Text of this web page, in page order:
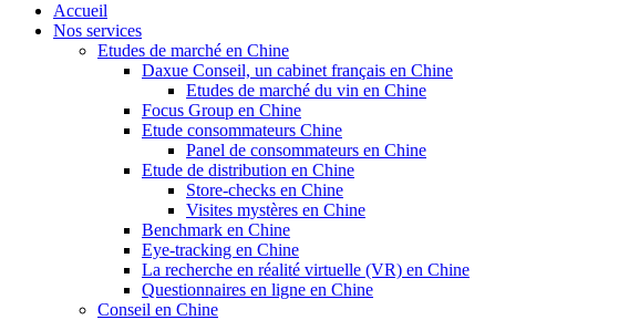
Accueil
Nos services
Etudes de marché en Chine
Daxue Conseil, un cabinet français en Chine
Etudes de marché du vin en Chine
Focus Group en Chine
Etude consommateurs Chine
Panel de consommateurs en Chine
Etude de distribution en Chine
Store-checks en Chine
Visites mystères en Chine
Benchmark en Chine
Eye-tracking en Chine
La recherche en réalité virtuelle (VR) en Chine
Questionnaires en ligne en Chine
Conseil en Chine